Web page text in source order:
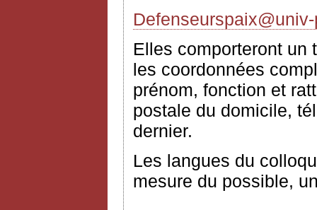
Elles comporteront un
les coordonnées
prénom, fonction et
postale du domicile,
dernier.
Les langues du
mesure du possible,